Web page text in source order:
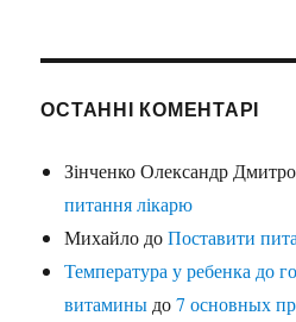
ОСТАННІ КОМЕНТАРІ
Зінченко Олександр
питання лікарю
Михайло доПоставити
Температура у ребенка до
витамины до7 основных